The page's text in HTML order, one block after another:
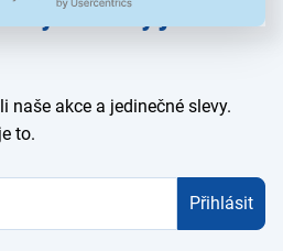
novinky jako
naše akce a jedinečné slevy.
to.
Přihlásit